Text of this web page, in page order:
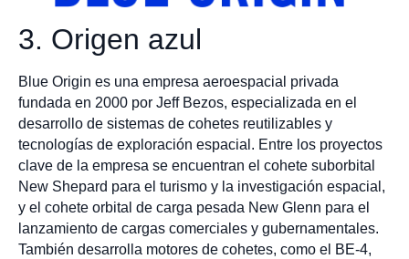
3. Origen azul
Blue Origin es una empresa aeroespacial privada
fundada en 2000 por Jeff Bezos, especializada en el
desarrollo de sistemas de cohetes reutilizables y
tecnologías de exploración espacial. Entre los proyectos
clave de la empresa se encuentran el cohete suborbital
New Shepard para el turismo y la investigación espacial,
y el cohete orbital de carga pesada New Glenn para el
lanzamiento de cargas comerciales y gubernamentales.
También desarrolla motores de cohetes, como el BE-4,